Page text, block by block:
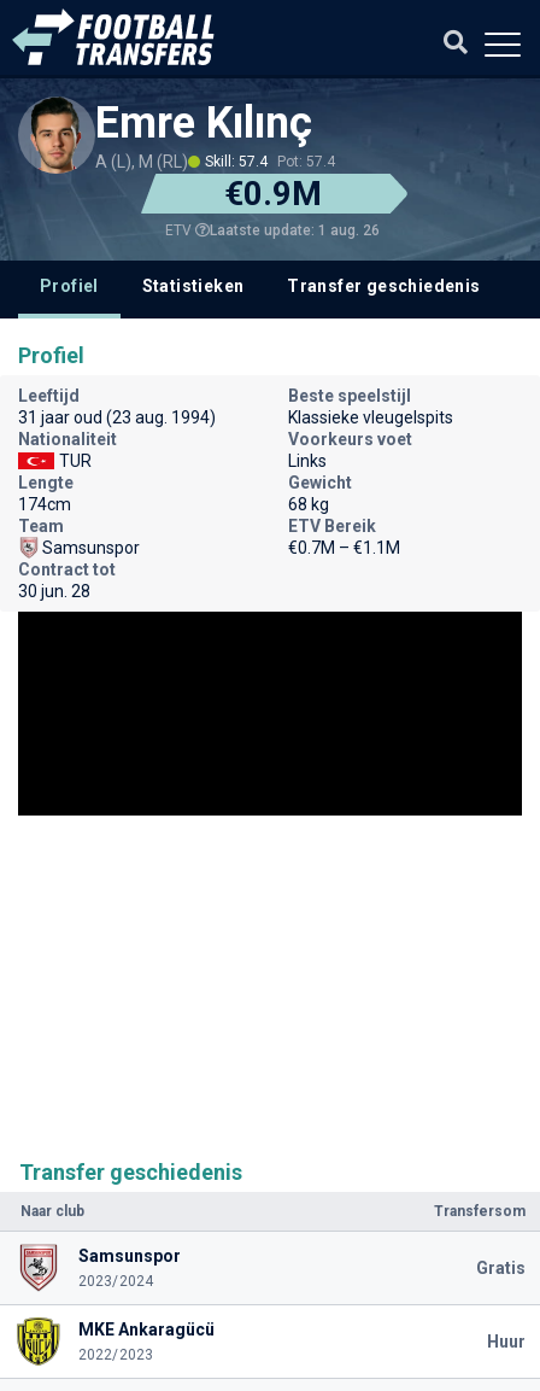
Emre Kılınç
A (L), M (RL) Skill: 57.4 Pot: 57.4
€0.9M
ETV Laatste update: 1 aug. 26
Profiel Statistieken Transfer geschiedenis
Transfer geschiedenis
Naar club Transfersom
Samsunspor
2023/2024
Gratis
MKE Ankaragücü
2022/2023
Huur
Profiel
Leeftijd
31 jaar oud (23 aug. 1994)
Beste speelstijl
Klassieke vleugelspits
Nationaliteit
TUR
Voorkeurs voet
Links
Lengte
174cm
Gewicht
68 kg
Team
Samsunspor
ETV Bereik
€0.7M – €1.1M
Contract tot
30 jun. 28